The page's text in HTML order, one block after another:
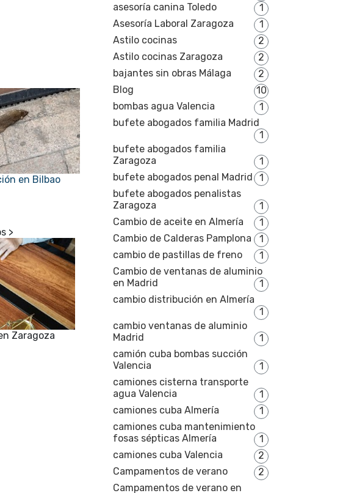
en Bilbao
Zaragoza
asesoría canina Toledo
1
Asesoría Laboral Zaragoza
1
Astilo cocinas
2
Astilo cocinas Zaragoza
2
bajantes sin obras Málaga
2
Blog
10
bombas agua Valencia
1
bufete abogados familia Madrid
1
bufete abogados familia
Zaragoza
1
bufete abogados penal Madrid
1
bufete abogados penalistas
Zaragoza
1
Cambio de aceite en Almería
1
Cambio de Calderas Pamplona
1
cambio de pastillas de freno
1
Cambio de ventanas de aluminio
en Madrid
1
cambio distribución en Almería
1
cambio ventanas de aluminio
Madrid
1
camión cuba bombas succión
Valencia
1
camiones cisterna transporte
agua Valencia
1
camiones cuba Almería
1
camiones cuba mantenimiento
fosas sépticas Almería
1
camiones cuba Valencia
2
Campamentos de verano
2
Campamentos de verano en